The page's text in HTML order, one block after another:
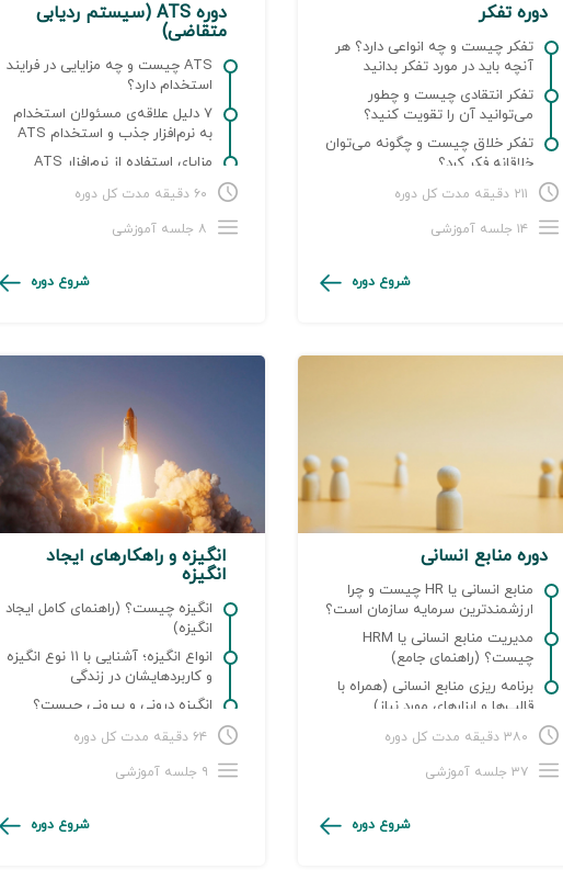
دوره تفکر
تفکر چیست و چه انواعی دارد؟ هر
آنچه باید در مورد تفکر بدانید
تفکر انتقادی چیست و چطور
می‌توانید آن را تقویت کنید؟
تفکر خلاق چیست و چگونه می‌توان
خلاقانه فکر کرد؟
۲۱۱ دقیقه مدت کل دوره
۱۴ جلسه آموزشی
شروع دوره
دوره ATS (سیستم ردیابی
متقاضی)
ATS چیست و چه مزایایی در فرایند
استخدام دارد؟
۷ دلیل علاقه‌ی مسئولان استخدام
به نرم‌افزار جذب و استخدام ATS
مزایای استفاده از نرم‌افزار ATS
۶۰ دقیقه مدت کل دوره
۸ جلسه آموزشی
شروع دوره
دوره منابع انسانی
منابع انسانی یا HR چیست و چرا
ارزشمندترین سرمایه سازمان است؟
مدیریت منابع انسانی یا HRM
چیست؟ (راهنمای جامع)
برنامه ریزی منابع انسانی (همراه با
قالب‌ها و ابزارهای مورد نیاز)
۳۸۰ دقیقه مدت کل دوره
۳۷ جلسه آموزشی
شروع دوره
انگیزه و راهکارهای ایجاد
انگیزه
انگیزه چیست؟ (راهنمای کامل ایجاد
انگیزه)
انواع انگیزه؛ آشنایی با ۱۱ نوع انگیزه
و کاربردهایشان در زندگی
انگیزه درونی و بیرونی چیست؟
۶۴ دقیقه مدت کل دوره
۹ جلسه آموزشی
شروع دوره